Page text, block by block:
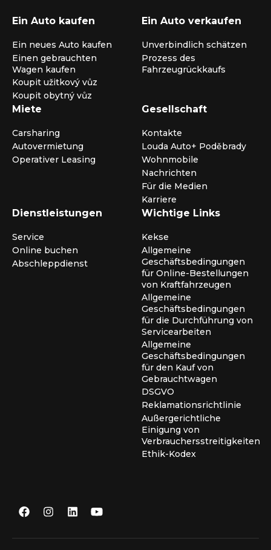
Ein Auto kaufen
Ein neues Auto kaufen
Einen gebrauchten
Wagen kaufen
Koupit užitkový vůz
Koupit obytný vůz
Ein Auto verkaufen
Unverbindlich schätzen
Prozess des
Fahrzeugrückkaufs
Miete
Carsharing
Autovermietung
Operativer Leasing
Gesellschaft
Kontakte
Louda Auto+ Poděbrady
Wohnmobile
Nachrichten
Für die Medien
Karriere
Dienstleistungen
Service
Online buchen
Abschleppdienst
Wichtige Links
Kekse
Allgemeine
Geschäftsbedingungen
für Online-Bestellungen
von Kraftfahrzeugen
Allgemeine
Geschäftsbedingungen
für die Durchführung von
Servicearbeiten
Allgemeine
Geschäftsbedingungen
für den Kauf von
Gebrauchtwagen
DSGVO
Reklamationsrichtlinie
Außergerichtliche
Einigung von
Verbrauchersstreitigkeiten
Ethik-Kodex